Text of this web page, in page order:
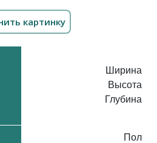
Ширина
Высота
Глубина
Пол